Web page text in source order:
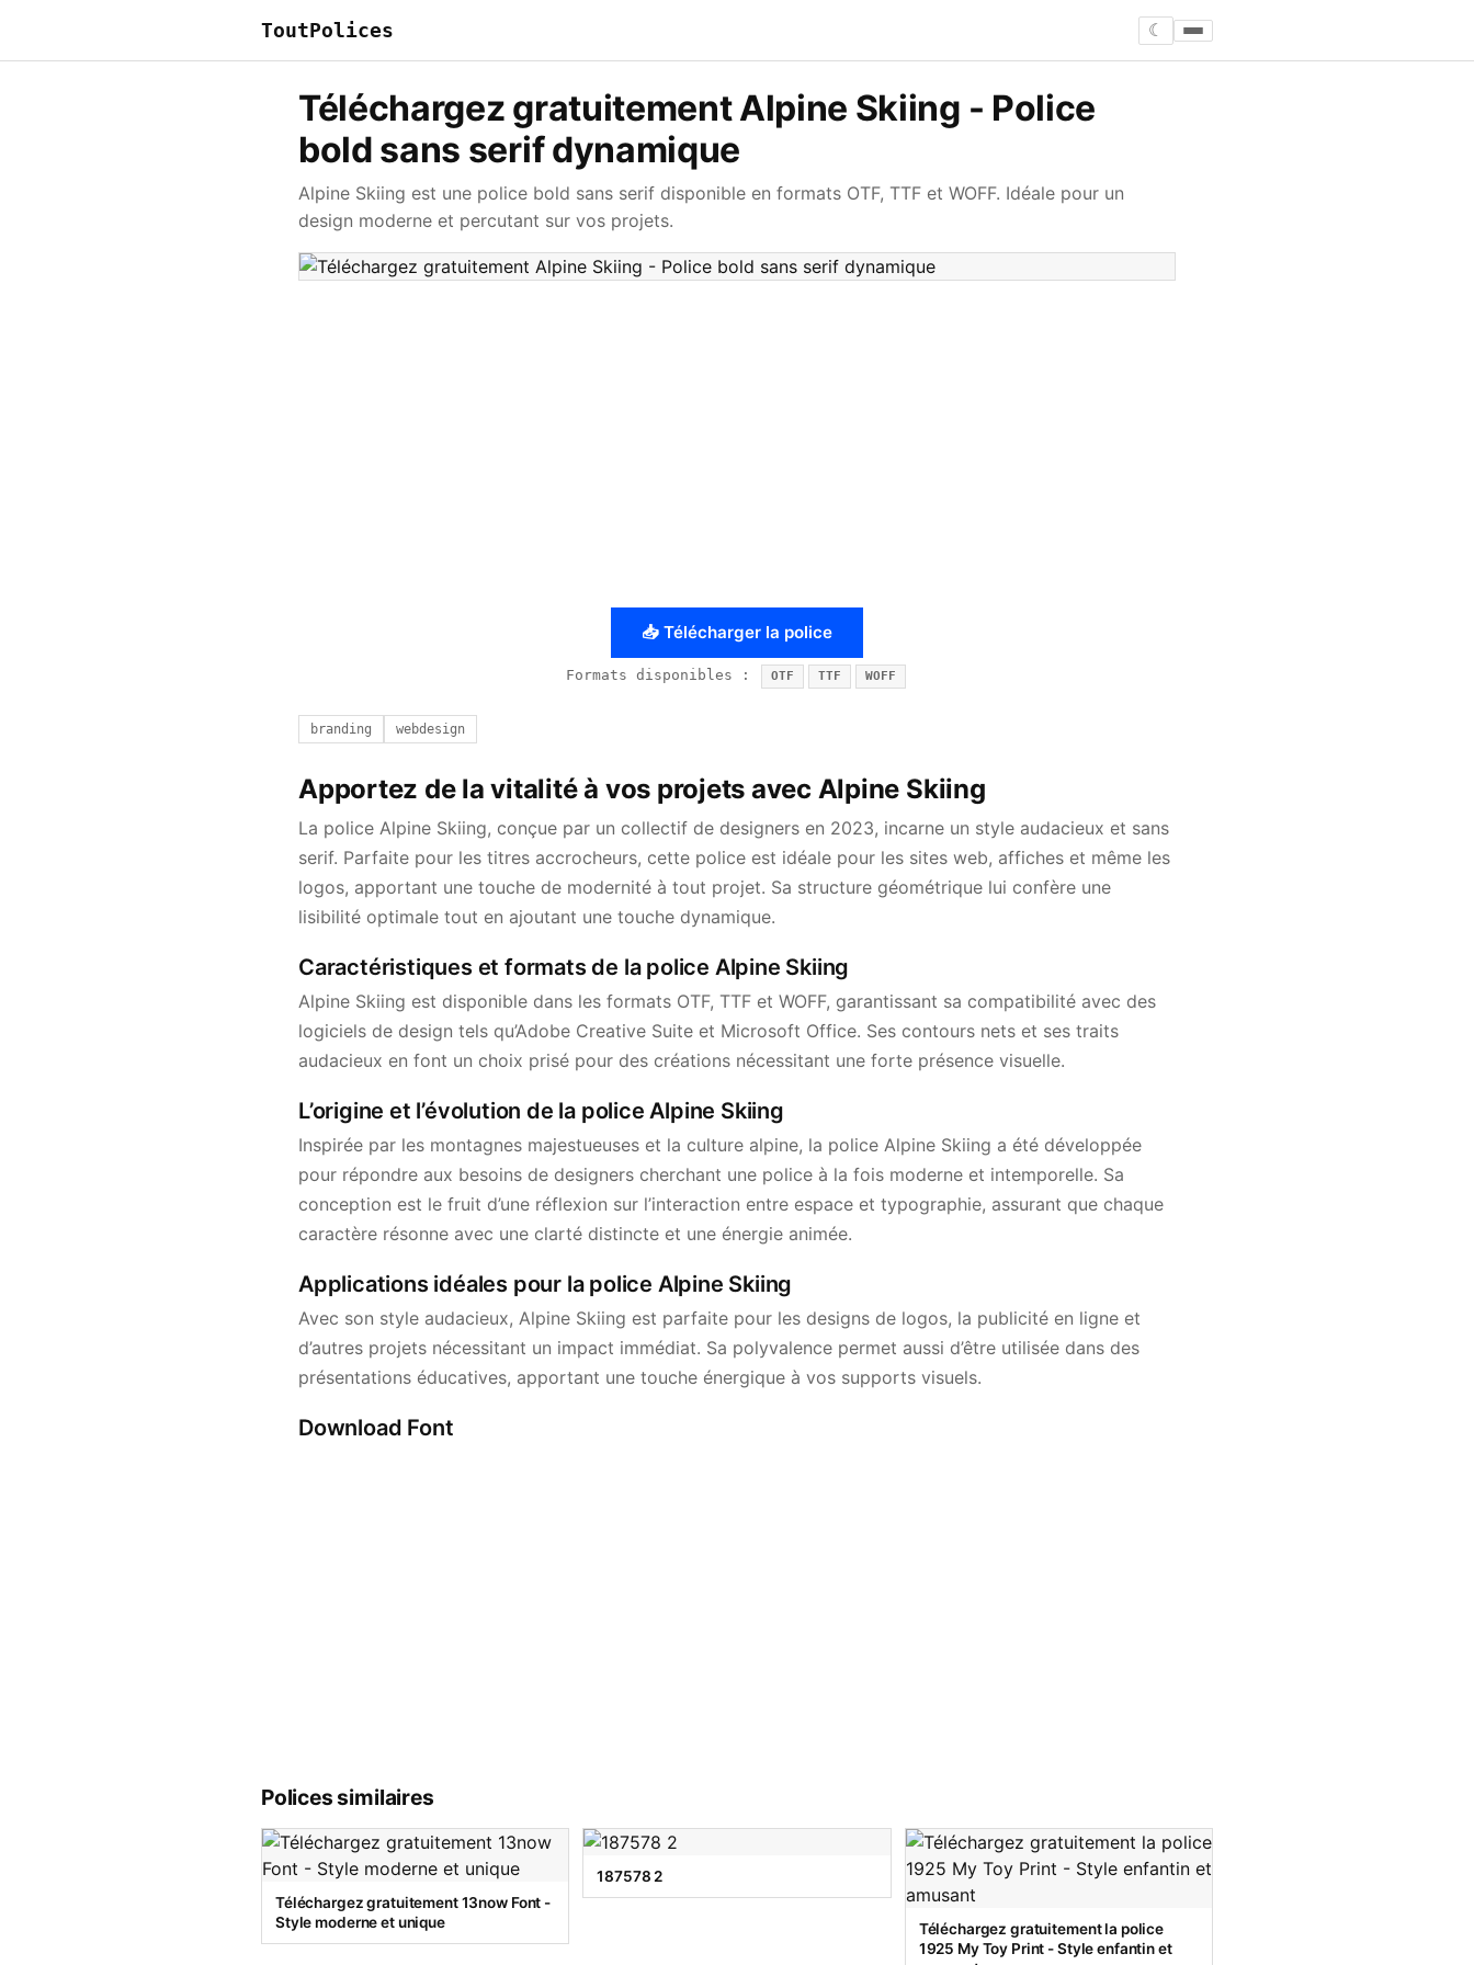
ToutPolices ☾
Téléchargez gratuitement Alpine Skiing - Police
bold sans serif dynamique
Alpine Skiing est une police bold sans serif disponible en formats OTF, TTF et WOFF. Idéale pour un
design moderne et percutant sur vos projets.
📥 Télécharger la police
Formats disponibles : OTF TTF WOFF
branding webdesign
Apportez de la vitalité à vos projets avec Alpine Skiing
La police Alpine Skiing, conçue par un collectif de designers en 2023, incarne un style audacieux et sans
serif. Parfaite pour les titres accrocheurs, cette police est idéale pour les sites web, affiches et même les
logos, apportant une touche de modernité à tout projet. Sa structure géométrique lui confère une
lisibilité optimale tout en ajoutant une touche dynamique.
Caractéristiques et formats de la police Alpine Skiing
Alpine Skiing est disponible dans les formats OTF, TTF et WOFF, garantissant sa compatibilité avec des
logiciels de design tels qu’Adobe Creative Suite et Microsoft Office. Ses contours nets et ses traits
audacieux en font un choix prisé pour des créations nécessitant une forte présence visuelle.
L’origine et l’évolution de la police Alpine Skiing
Inspirée par les montagnes majestueuses et la culture alpine, la police Alpine Skiing a été développée
pour répondre aux besoins de designers cherchant une police à la fois moderne et intemporelle. Sa
conception est le fruit d’une réflexion sur l’interaction entre espace et typographie, assurant que chaque
caractère résonne avec une clarté distincte et une énergie animée.
Applications idéales pour la police Alpine Skiing
Avec son style audacieux, Alpine Skiing est parfaite pour les designs de logos, la publicité en ligne et
d’autres projets nécessitant un impact immédiat. Sa polyvalence permet aussi d’être utilisée dans des
présentations éducatives, apportant une touche énergique à vos supports visuels.
Download Font
Polices similaires
Téléchargez gratuitement 13now Font -
Style moderne et unique
187578 2
Téléchargez gratuitement la police
1925 My Toy Print - Style enfantin et